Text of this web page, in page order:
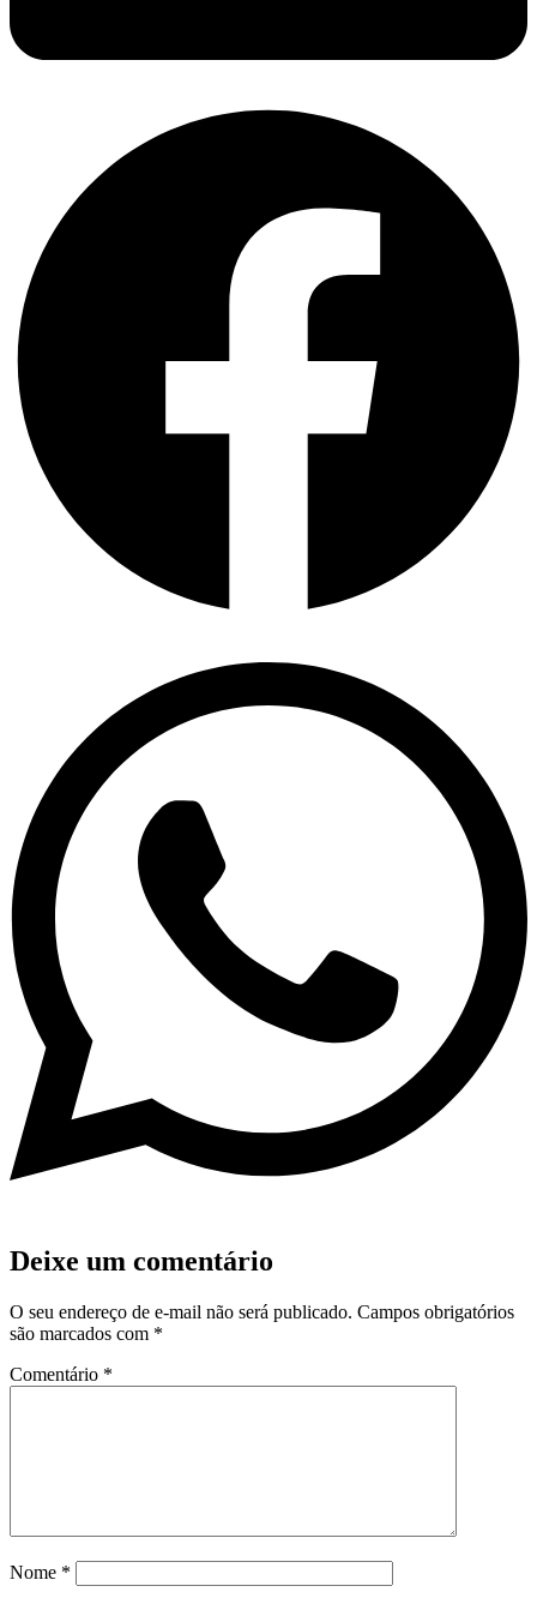
Deixe um comentário
O seu endereço de e-mail não será publicado. Campos obrigatórios
são marcados com *
Comentário *
Nome *